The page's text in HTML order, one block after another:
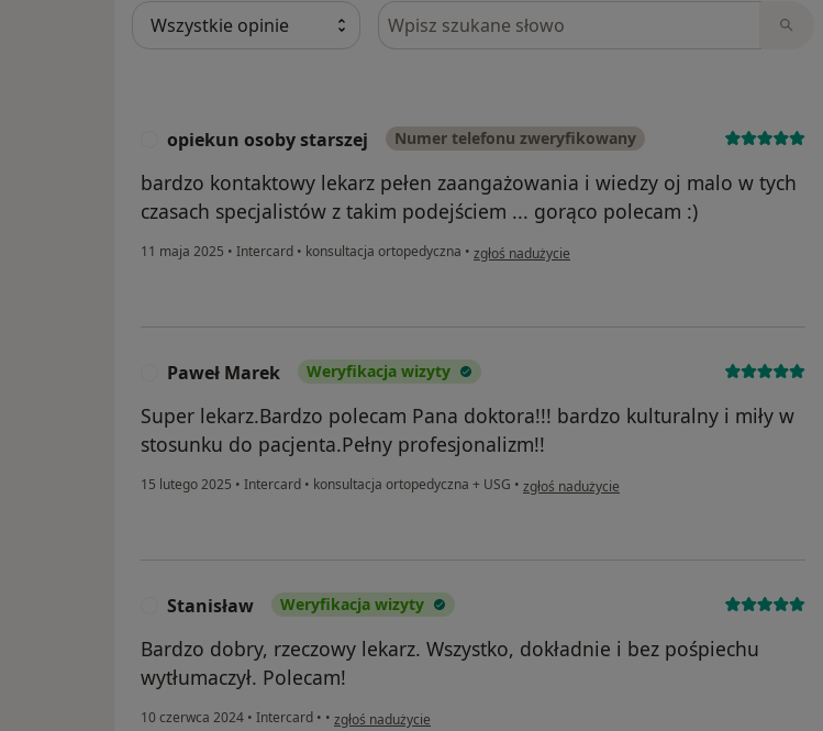
Szukaj w opiniach
opiekun osoby starszej Numer telefonu zweryfikowany
bardzo kontaktowy lekarz pełen zaangażowania i wiedzy oj malo w tych
czasach specjalistów z takim podejściem ... gorąco polecam :)
11 maja 2025 • Intercard • konsultacja ortopedyczna • w opinii użytkownika opiekun osoby starszej
zgłoś nadużycie
Paweł Marek Weryfikacja wizyty
Super lekarz.Bardzo polecam Pana doktora!!! bardzo kulturalny i miły w
stosunku do pacjenta.Pełny profesjonalizm!!
15 lutego 2025 • Intercard • konsultacja ortopedyczna + USG • w opinii użytkownika Paweł Marek
zgłoś nadużycie
Stanisław Weryfikacja wizyty
Bardzo dobry, rzeczowy lekarz. Wszystko, dokładnie i bez pośpiechu
wytłumaczył. Polecam!
10 czerwca 2024 • Intercard • • w opinii użytkownika Stanisław
zgłoś nadużycie